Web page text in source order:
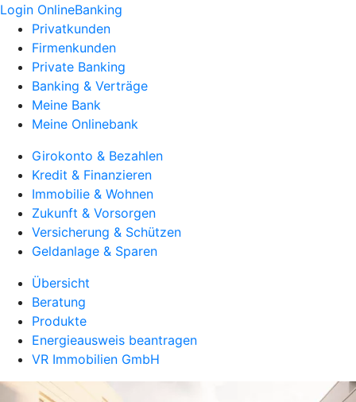
Login OnlineBanking
Privatkunden
Firmenkunden
Private Banking
Banking & Verträge
Meine Bank
Meine Onlinebank
Girokonto & Bezahlen
Kredit & Finanzieren
Immobilie & Wohnen
Zukunft & Vorsorgen
Versicherung & Schützen
Geldanlage & Sparen
Übersicht
Beratung
Produkte
Energieausweis beantragen
VR Immobilien GmbH